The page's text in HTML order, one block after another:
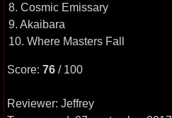
8. Cosmic Emissary
9. Akaibara
10. Where Masters Fall
Score: 76 / 100
Reviewer: Jeffrey